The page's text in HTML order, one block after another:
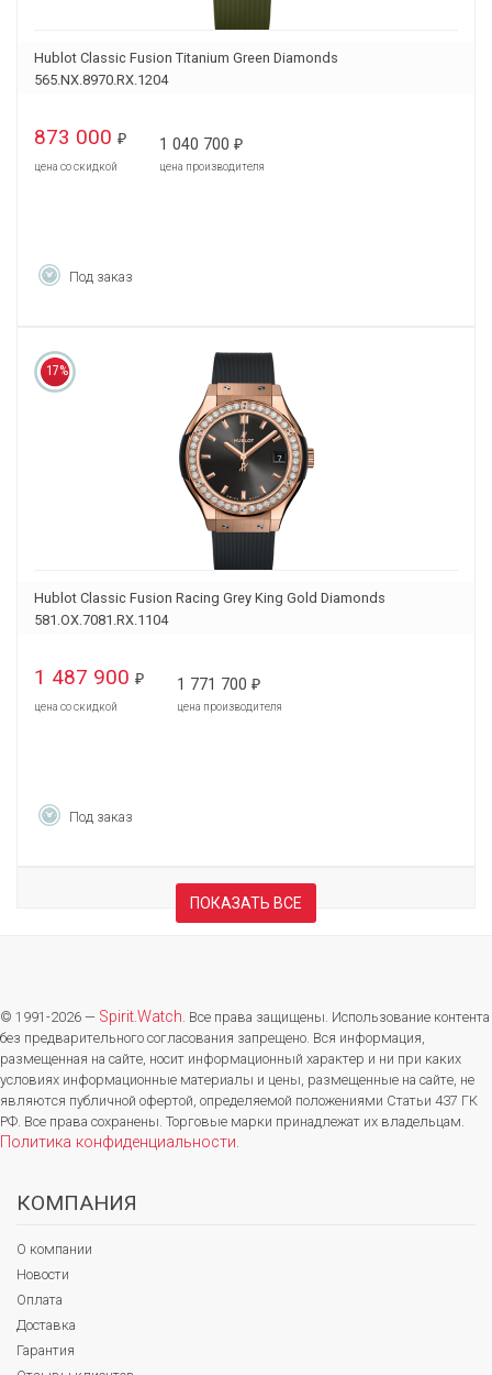
Hublot Classic Fusion Titanium Green Diamonds
565.NX.8970.RX.1204
873 000 ₽
цена со скидкой
1 040 700 ₽
цена производителя
Под заказ
17%
Hublot Classic Fusion Racing Grey King Gold Diamonds
581.OX.7081.RX.1104
1 487 900 ₽
цена со скидкой
1 771 700 ₽
цена производителя
Под заказ
ПОКАЗАТЬ ВСЕ
© 1991-2026 — Spirit.Watch. Все права защищены. Использование контента
без предварительного согласования запрещено. Вся информация,
размещенная на сайте, носит информационный характер и ни при каких
условиях информационные материалы и цены, размещенные на сайте, не
являются публичной офертой, определяемой положениями Статьи 437 ГК
РФ. Все права сохранены. Торговые марки принадлежат их владельцам.
Политика конфиденциальности.
КОМПАНИЯ
О компании
Новости
Оплата
Доставка
Гарантия